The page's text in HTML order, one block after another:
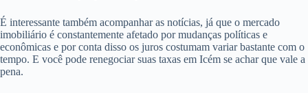
É interessante também acompanhar as notícias, já que o mercado
imobiliário é constantemente afetado por mudanças políticas e
econômicas e por conta disso os juros costumam variar bastante com o
tempo. E você pode renegociar suas taxas em Icém se achar que vale a
pena.